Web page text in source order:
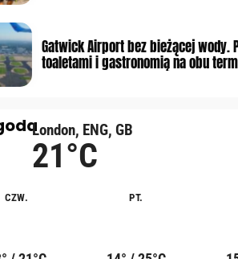
Gatwick Airport bez bieżącej wody.
toaletami i gastronomią na obu
London, ENG, GB
21°C
CZW. PT.